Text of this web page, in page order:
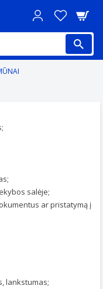
salėje;
ar pristatymą į
lankstumas;